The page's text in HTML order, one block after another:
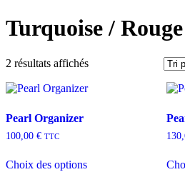
Turquoise / Rouge
2 résultats affichés
Pearl Organizer
100,00 € TTC
Choix des optionsproduit